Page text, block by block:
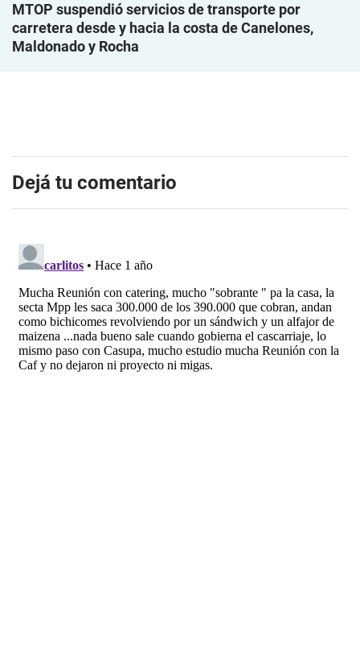
MTOP suspendió servicios de transporte por
carretera desde y hacia la costa de Canelones,
Maldonado y Rocha
Dejá tu comentario